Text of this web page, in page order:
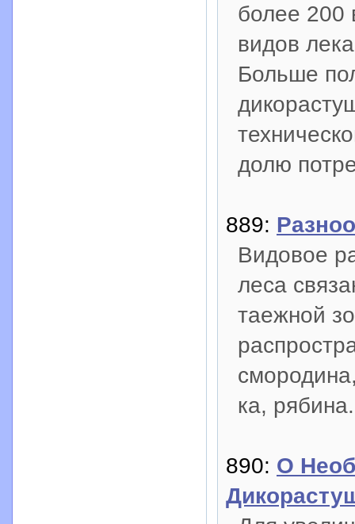
более 200
видов
Больше
долю
889:
Видовое
леса
таежной
ка, рябина.
890: О